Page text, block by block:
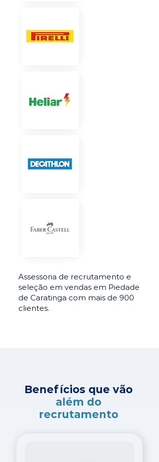
Assessoria de recrutamento e
seleção em vendas em Piedade
de Caratinga com mais de 900
clientes.
Benefícios que vão
além do
recrutamento